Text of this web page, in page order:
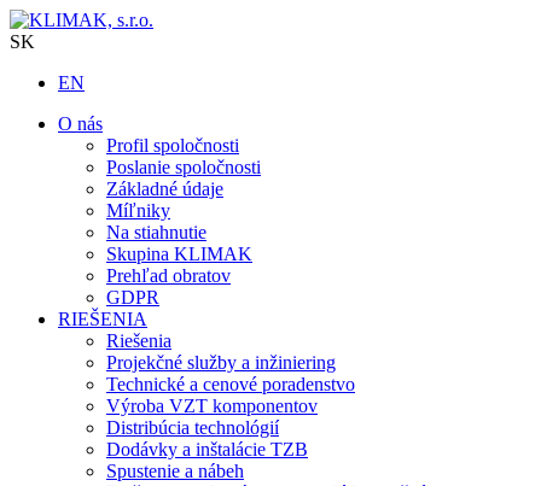
SK
EN
O nás
Profil spoločnosti
Poslanie spoločnosti
Základné údaje
Míľniky
Na stiahnutie
Skupina KLIMAK
Prehľad obratov
GDPR
RIEŠENIA
Riešenia
Projekčné služby a inžiniering
Technické a cenové poradenstvo
Výroba VZT komponentov
Distribúcia technológií
Dodávky a inštalácie TZB
Spustenie a nábeh